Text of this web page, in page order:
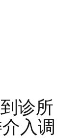
诊所
入调